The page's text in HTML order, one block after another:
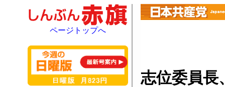
志位委員長
ページトップへ